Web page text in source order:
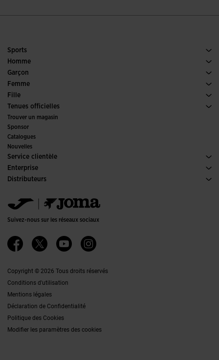
Sports
Running
Football
Padel
Trail Running
Homme
Chaussures Homme
Sports
Garçon
Voir tous les vêtements Garçon
Femme
Chaussures Femme
Sports
Fille
Voir tous les vêtements Fille
Tenues officielles
Football
Futsal
Comités et fédérations
Éditions Spéciales
Trouver un magasin
Sponsor
Catalogues
Nouvelles
Service clientèle
Conditions de Vente
Transport-et-livraison
FAQs
Enterprise
Histoire
Canal éthique
Politique de qualité et d'environnement
Emplois
Ethics Channel
Distributeurs
Jomanet
Service Marketing
Contacter
Suivez-nous sur les réseaux sociaux
Copyright © 2026 Tous droits réservés
Conditions d'utilisation
Mentions légales
Déclaration de Confidentialité
Politique des Cookies
Modifier les paramètres des cookies